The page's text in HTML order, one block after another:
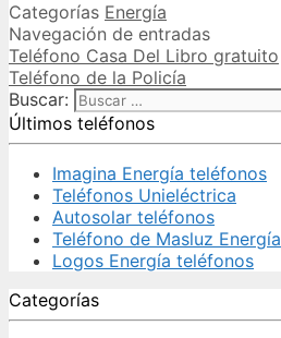
Categorías Energía
Navegación de entradas
Teléfono Casa Del Libro gratuito
Teléfono de la Policía
Buscar:
Últimos teléfonos
Imagina Energía teléfonos
Teléfonos Unieléctrica
Autosolar teléfonos
Teléfono de Masluz Energía
Logos Energía teléfonos
Categorías